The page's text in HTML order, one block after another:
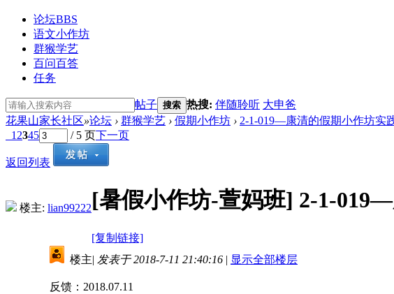
论坛BBS
语文小作坊
群猴学艺
百问百答
任务
帖子 搜索 热搜: 伴随聆听 大申爸
花果山家长社区»论坛 › 群猴学艺 › 假期小作坊 › 2-1-019—康清的假期小作坊实
1 2345 / 5 页下一页
返回列表
楼主: lian99222[暑假小作坊-萱妈班] 2-1-
[复制链接]
楼主| 发表于 2018-7-11 21:40:16 | 显示全部楼层
反馈：2018.07.11